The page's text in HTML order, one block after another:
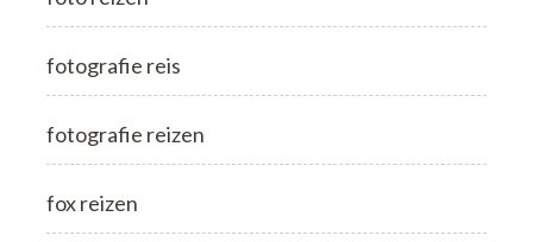
fotografie reis
fotografie reizen
fox reizen